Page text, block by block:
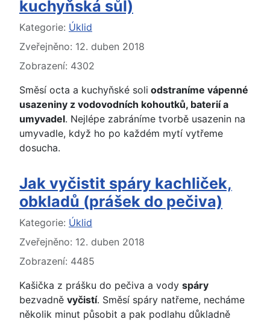
kuchyňská sůl)
Základní údaje
Kategorie: Úklid
Zveřejněno: 12. duben 2018
Zobrazení: 4302
Směsí octa a kuchyňské soli odstraníme vápenné
usazeniny z vodovodních kohoutků, baterií a
umyvadel. Nejlépe zabráníme tvorbě usazenin na
umyvadle, když ho po každém mytí vytřeme
dosucha.
Jak vyčistit spáry kachliček,
obkladů (prášek do pečiva)
Základní údaje
Kategorie: Úklid
Zveřejněno: 12. duben 2018
Zobrazení: 4485
Kašička z prášku do pečiva a vody spáry
bezvadně vyčistí. Směsí spáry natřeme, necháme
několik minut působit a pak podlahu důkladně